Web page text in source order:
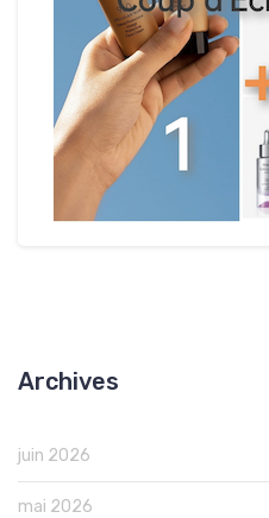
Archives
juin 2026
mai 2026